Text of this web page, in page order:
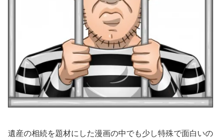
遺産の相続を題材にした漫画の中でも少し特殊で面白いの